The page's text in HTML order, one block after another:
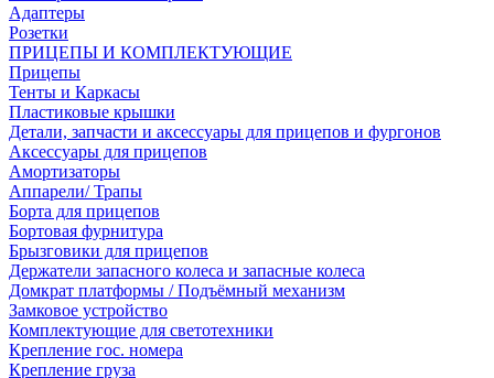
Адаптеры
Розетки
ПРИЦЕПЫ И КОМПЛЕКТУЮЩИЕ
Прицепы
Тенты и Каркасы
Пластиковые крышки
Детали, запчасти и аксессуары для прицепов и фургонов
Аксессуары для прицепов
Амортизаторы
Аппарели/ Трапы
Борта для прицепов
Бортовая фурнитура
Брызговики для прицепов
Держатели запасного колеса и запасные колеса
Домкрат платформы / Подъёмный механизм
Замковое устройство
Комплектующие для светотехники
Крепление гос. номера
Крепление груза